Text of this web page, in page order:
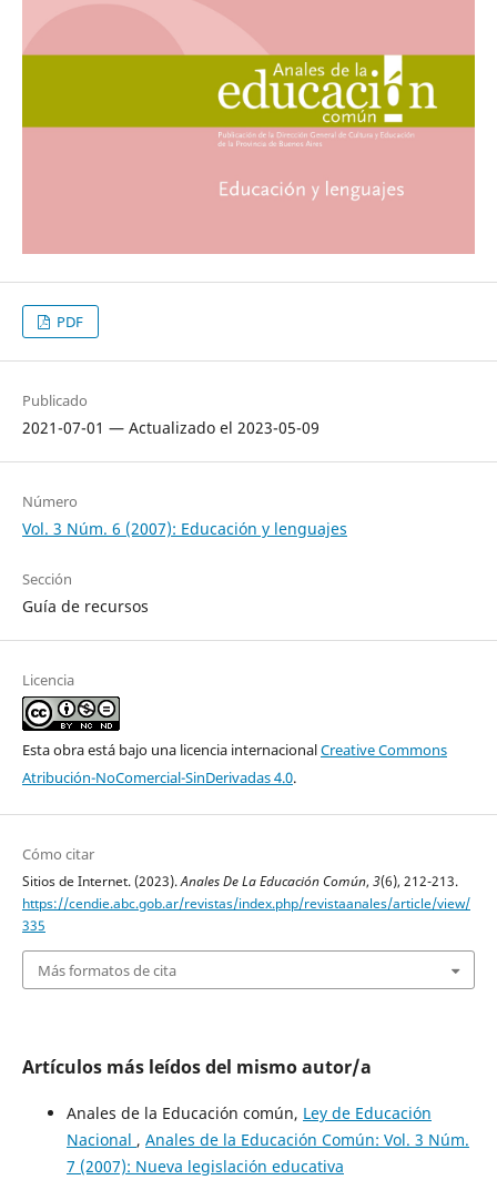
PDF
Publicado
2021-07-01 — Actualizado el 2023-05-09
Número
Vol. 3 Núm. 6 (2007): Educación y lenguajes
Sección
Guía de recursos
Licencia
Esta obra está bajo una licencia internacionalCreative Commons
Atribución-NoComercial-SinDerivadas 4.0.
Cómo citar
Sitios de Internet. (2023).Anales De La Educación Común, 3(6), 212-213.
https://cendie.abc.gob.ar/revistas/index.php/revistaanales/article/view/
335
Más formatos de cita
Artículos más leídos del mismo autor/a
Anales de la Educación común, Ley de Educación
Nacional , Anales de la Educación Común: Vol. 3 Núm.
7 (2007): Nueva legislación educativa